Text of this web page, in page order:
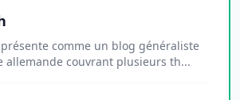
comme un blog généraliste
allemande couvrant plusieurs th...